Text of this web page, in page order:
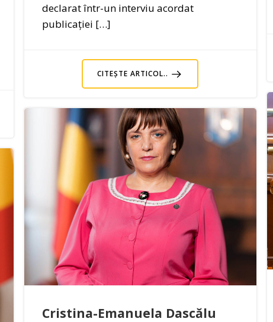
declarat într-un interviu acordat
publicației […]
CITEȘTE ARTICOL..
Cristina-Emanuela Dascălu